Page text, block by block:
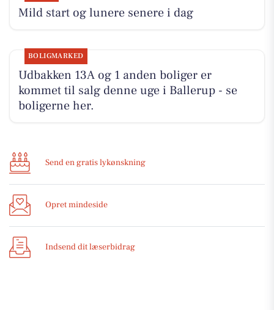
Mild start og lunere senere i dag
BOLIGMARKED
Udbakken 13A og 1 anden boliger er
kommet til salg denne uge i Ballerup - se
boligerne her.
Send en gratis lykønskning
Opret mindeside
Indsend dit læserbidrag